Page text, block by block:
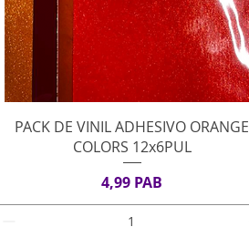
Vista rápida
PACK DE VINIL ADHESIVO ORANGE
COLORS 12x6PUL
Precio
4,99 PAB